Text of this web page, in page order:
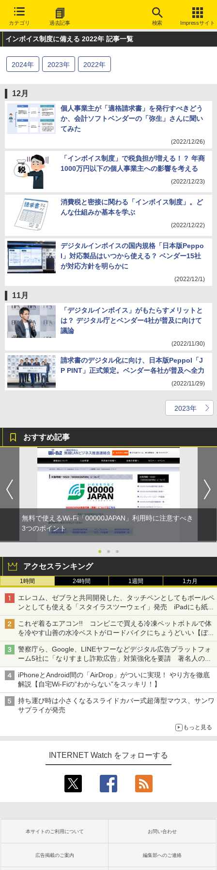
カテゴリ 過去記事 検索 Impressサイト
インボイス制度に備える 2022年 記事一覧
2024年 2023年 2022年
12月
個人事業主が「適格請求書」を発行すべきどう
か、会計ソフトベンダーの「弥生」さんに聞い
てみた
(2022/12/26)
「インボイス制度」で税負担が増える！？ 年商
1000万円以下の個人事業主への影響を考える
(2022/12/23)
消費税と密接に関わる「インボイス制度」。ど
んな仕組みか基本を学ぶ
(2022/12/22)
デジタルインボイスの国内規格「日本版Peppo
l」対応製品はいつから使える？ ベンダー15社
が対応方針を明らかに
(2022/12/1)
11月
「デジタルインボイス」がもたらすメリットと
は？ デジタル庁とベンダー4社が普及に向けて
議論
(2022/11/30)
請求書のデジタル化に向け、日本版Peppol「J
P PINT」正式策定。ベンダー各社が普及へ全力
(2022/11/29)
2023年
おすすめ記事
無料で使えるWi-Fi「00000JAPAN」利用時に注意すべき
3つのポイント
● ● ●
アクセスランキング
1時間 24時間 1週間 1カ月
エレコム、ゼブラと共同開発した、タッチペンとしてもボールペ
ンとしても使える「スタイラスツーウェイ」発売 iPadにも紙に
も、持ち替えずに書き込める
これぞ着るエアコン!! コンビニで買える冷凍ペットボトルで体
を冷やす山善の水冷ベストがロードバイクにちょうどいい【ぼっ
ち・ざ・ろーど！その14】【空いた時間でなにしてる？】
警察庁ら、Google、LINEヤフーなどデジタル広告プラットフォ
ーム5社に「なりすまし詐欺広告」対策強化を要請 著名人の写
真や映像を使った投資詐欺などへの対策として
iPhoneとAndroid間の「AirDrop」がついに実現！ やり方を徹底
解説【自宅Wi-Fiの“わからない”をスッキリ！】
持ち運び時は小さくなるスライドカバー式超薄型マウス、サンワ
サプライが発売
もっと見る
INTERNET Watch をフォローする
本サイトのご利用について お問い合わせ
広告掲載のご案内 編集部へのご連絡